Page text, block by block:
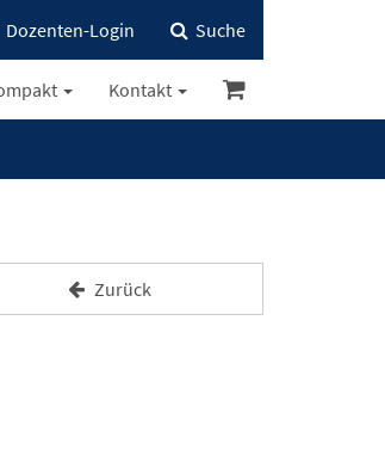
Dozenten-Login Suche
Kontakt
Zurück